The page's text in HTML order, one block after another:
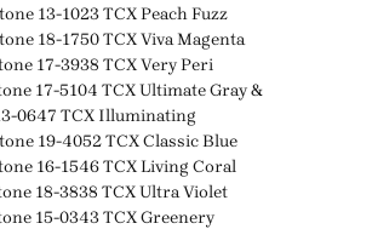
13-1023 TCX Peach Fuzz
18-1750 TCX Viva Magenta
17-3938 TCX Very Peri
17-5104 TCX Ultimate Gray &
0647 TCX Illuminating
19-4052 TCX Classic Blue
16-1546 TCX Living Coral
18-3838 TCX Ultra Violet
15-0343 TCX Greenery